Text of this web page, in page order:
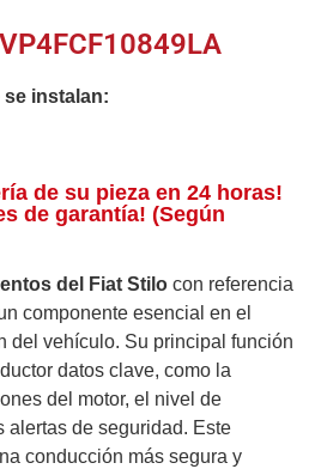
instalan:
de su pieza en 24 horas!
de garantía! (Según
del Fiat Stilo con referencia
componente esencial en el
del vehículo. Su principal función
datos clave, como la
del motor, el nivel de
alertas de seguridad. Este
conducción más segura y